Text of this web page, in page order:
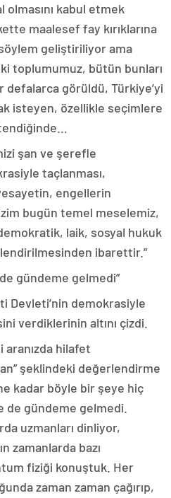
kabul etmek
maalesef fay kırıklarına
geliştiriliyor ama
toplumumuz, bütün bunları
görüldü, Türkiye’yi
isteyen, özellikle seçimlere
şan ve şerefle
taçlanması,
engellerin
bugün temel meselemiz,
laik, sosyal hukuk
ibarettir.”
gündeme gelmedi”
Devleti’nin demokrasiyle
verdiklerinin altını çizdi.
aranızda hilafet
şeklindeki değerlendirme
kadar böyle bir şeye hiç
de gündeme gelmedi.
uzmanları dinliyor,
zamanlarda bazı
fiziği konuştuk. Her
zaman zaman çağırıp,